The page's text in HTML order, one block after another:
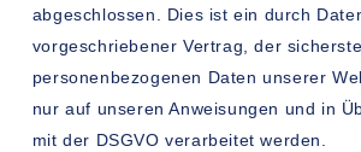
abgeschlossen. Dies ist ein durch
vorgeschriebener Vertrag, der
personenbezogenen Daten unserer
nur auf unseren Anweisungen und in
mit der DSGVO verarbeitet werden.